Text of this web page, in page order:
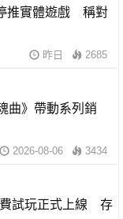
推實體遊戲 稱對
昨日 2685
曲》帶動系列銷
2026-08-06 3434
費試玩正式上線 存